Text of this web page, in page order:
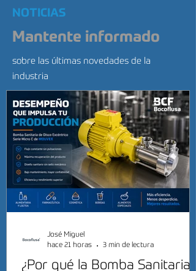
NOTICIAS
Mantente informado
sobre las últimas novedades de la
industria
¿Por qué la Bomba Sanitaria
José Miguel
hace 21 horas
3 min de lectura